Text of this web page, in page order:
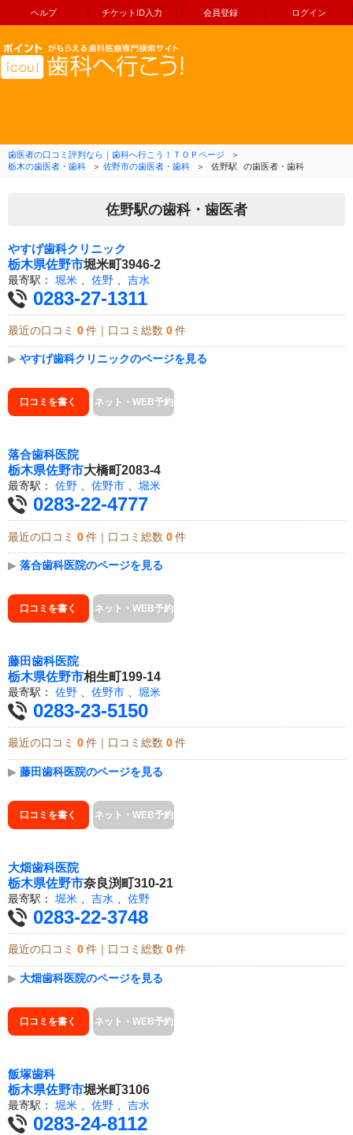
ヘルプ チケットID入力 会員登録 ログイン
コンテンツへ移動
歯医者の口コミ評判なら｜歯科へ行こう！ＴＯＰページ
＞
栃木の歯医者・歯科
＞ 佐野市の歯医者・歯科 ＞ 佐野駅 の歯医者・歯科
佐野駅の歯科・歯医者
やすげ歯科クリニック
栃木県佐野市堀米町3946-2
最寄駅： 堀米 佐野 吉水
0283-27-1311
最近の口コミ 0 件｜口コミ総数 0 件
▶ やすげ歯科クリニックのページを見る
口コミを書く ネット・WEB予約
落合歯科医院
栃木県佐野市大橋町2083-4
最寄駅： 佐野 、 佐野市 、 堀米
0283-22-4777
最近の口コミ 0 件｜口コミ総数 0 件
▶ 落合歯科医院のページを見る
口コミを書く ネット・WEB予約
藤田歯科医院
栃木県佐野市相生町199-14
最寄駅： 佐野 佐野市 堀米
0283-23-5150
最近の口コミ 0 件｜口コミ総数 0 件
▶ 藤田歯科医院のページを見る
口コミを書く ネット・WEB予約
大畑歯科医院
栃木県佐野市奈良渕町310-21
最寄駅： 堀米 吉水 佐野
0283-22-3748
最近の口コミ 0 件｜口コミ総数 0 件
▶ 大畑歯科医院のページを見る
口コミを書く ネット・WEB予約
飯塚歯科
栃木県佐野市堀米町3106
最寄駅： 堀米 佐野 吉水
0283-24-8112